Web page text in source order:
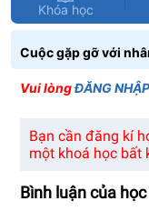
Khóa học
Cuộc gặp gỡ với
Vui lòngĐĂNG NHẬP
Bạn cần đăng kí
một khoá học bất
Bình luận của